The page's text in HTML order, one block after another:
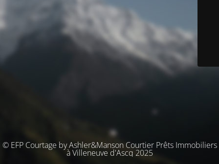
© EFP Courtage by Ashler&Manson Courtier Prêts Immobiliers
à Villeneuve d'Ascq 2025